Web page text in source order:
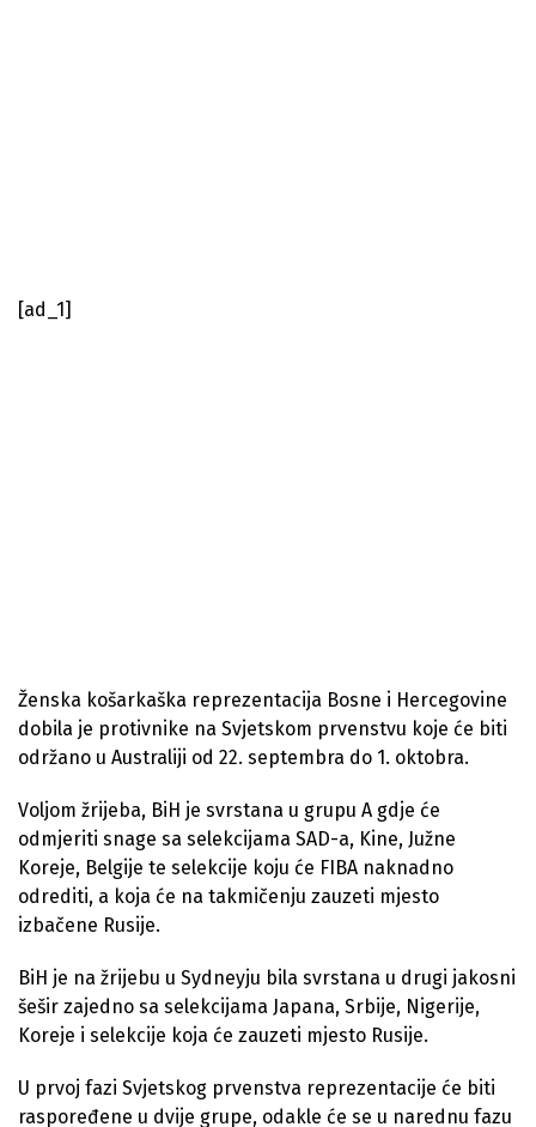
[ad_1]
Ženska košarkaška reprezentacija Bosne i Hercegovine
dobila je protivnike na Svjetskom prvenstvu koje će biti
održano u Australiji od 22. septembra do 1. oktobra.
Voljom žrijeba, BiH je svrstana u grupu A gdje će
odmjeriti snage sa selekcijama SAD-a, Kine, Južne
Koreje, Belgije te selekcije koju će FIBA naknadno
odrediti, a koja će na takmičenju zauzeti mjesto
izbačene Rusije.
BiH je na žrijebu u Sydneyju bila svrstana u drugi jakosni
šešir zajedno sa selekcijama Japana, Srbije, Nigerije,
Koreje i selekcije koja će zauzeti mjesto Rusije.
U prvoj fazi Svjetskog prvenstva reprezentacije će biti
raspoređene u dvije grupe, odakle će se u narednu fazu